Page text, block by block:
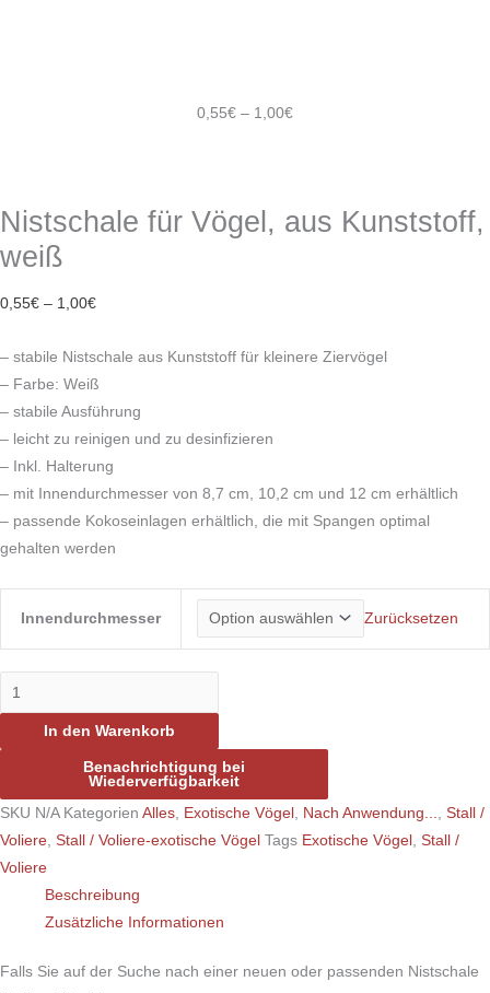
0,55€ – 1,00€
Nistschale für Vögel, aus Kunststoff,
weiß
0,55€ – 1,00€
– stabile Nistschale aus Kunststoff für kleinere Ziervögel
– Farbe: Weiß
– stabile Ausführung
– leicht zu reinigen und zu desinfizieren
– Inkl. Halterung
– mit Innendurchmesser von 8,7 cm, 10,2 cm und 12 cm erhältlich
– passende Kokoseinlagen erhältlich, die mit Spangen optimal
gehalten werden
Innendurchmesser Zurücksetzen
In den Warenkorb
Benachrichtigung bei
Wiederverfügbarkeit
SKU N/A Kategorien Alles Exotische Vögel Nach Anwendung...
Stall /
Voliere Stall / Voliere-exotische Vögel Tags Exotische Vögel
Stall /
Voliere
Beschreibung
Zusätzliche Informationen
Falls Sie auf der Suche nach einer neuen oder passenden Nistschale